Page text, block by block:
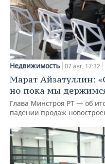
Недвижимость 07 авг, 17:32
Марат Айзатуллин:
но пока мы
Глава Минстроя РТ — об
падении продаж